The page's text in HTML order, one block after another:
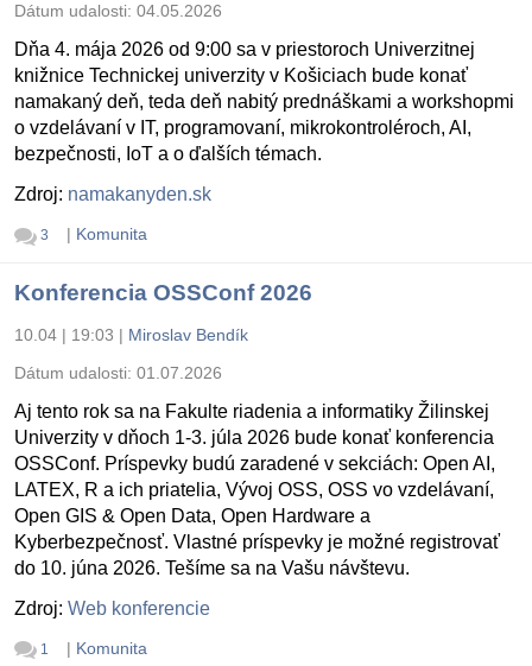
Dátum udalosti: 04.05.2026
Dňa 4. mája 2026 od 9:00 sa v priestoroch Univerzitnej
knižnice Technickej univerzity v Košiciach bude konať
namakaný deň, teda deň nabitý prednáškami a workshopmi
o vzdelávaní v IT, programovaní, mikrokontroléroch, AI,
bezpečnosti, IoT a o ďalších témach.
Zdroj: namakanyden.sk
3 | Komunita
Konferencia OSSConf 2026
10.04 | 19:03 | Miroslav Bendík
Dátum udalosti: 01.07.2026
Aj tento rok sa na Fakulte riadenia a informatiky Žilinskej
Univerzity v dňoch 1-3. júla 2026 bude konať konferencia
OSSConf. Príspevky budú zaradené v sekciách: Open AI,
LATEX, R a ich priatelia, Vývoj OSS, OSS vo vzdelávaní,
Open GIS & Open Data, Open Hardware a
Kyberbezpečnosť. Vlastné príspevky je možné registrovať
do 10. júna 2026. Tešíme sa na Vašu návštevu.
Zdroj: Web konferencie
1 | Komunita